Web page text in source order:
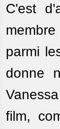
C'est
parmi
donne
film,